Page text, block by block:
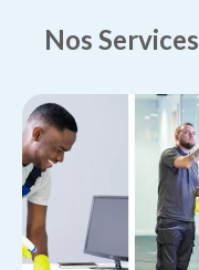
Nos Services